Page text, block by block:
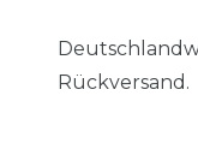
Rückversand.